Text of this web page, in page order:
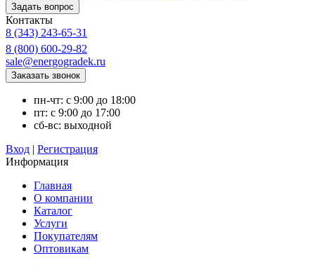
Контакты
8 (343) 243-65-31
8 (800) 600-29-82
sale@energogradek.ru
пн-чт: с 9:00 до 18:00
пт: с 9:00 до 17:00
сб-вс: выходной
Вход | Регистрация
Информация
Главная
О компании
Каталог
Услуги
Покупателям
Оптовикам